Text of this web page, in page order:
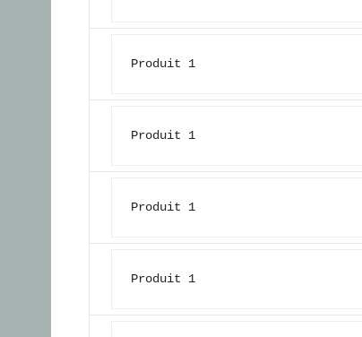
Produit 1
Produit 1
Produit 1
Produit 1